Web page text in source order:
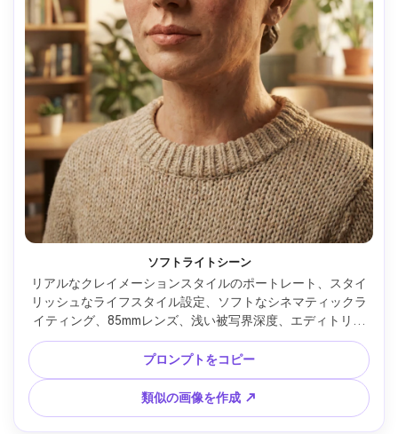
ソフトライトシーン
リアルなクレイメーションスタイルのポートレート、スタイ
リッシュなライフスタイル設定、ソフトなシネマティックラ
イティング、85mmレンズ、浅い被写界深度、エディトリア
ル構図、自然な肌の質感 --ar 4:5
プロンプトをコピー
類似の画像を作成 ↗